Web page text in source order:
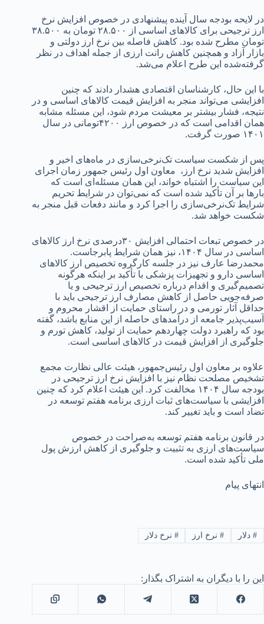
در لایحه بودجه سال آینده پیشنهادی در خصوص افزایش نرخ
ارز ترجیحی برای کالاهای اساسی از ۲۸.۵۰۰ تومان به ۳۸.۵۰۰
تومان مطرح شده بود. کاهش فاصله بین نرخ ارز دولتی و
بازار آزاد و همچنین کاهش رانت ارزی از جمله اهداف در نظر
گرفته‌شده این طرح اعلام می‌شد.
با این حال، کارشناسان اقتصادی هشدار دادند که چنین
افزایشی می‌تواند منجر به افزایش قیمت کالاهای اساسی و در
نتیجه، فشار بیشتر بر معیشت مردم شود، این مسئله مشابه
همان اقدامی است که در خصوص ارز ۴۲۰۰تومانی در سال
۱۴۰۱ صورت گرفت.
پس از شکست سیاست تک‌نرخی‌سازی در ماه‌های اخیر و
افزایش شدید نرخ ارز، معاون اول رئیس جمهور زمان اجرای
این سیاست را اشتباه خواند، این همان مسئله‌ای است که
بارها بر آن تأکید شده است که نمی‌توان در شرایط تحریم
شرایط تک‌نرخی‌سازی را اجرا کرد و مانند دفعات قبل منجر به
شکست خواهد شد.
در خصوص تبعات احتمالی افزایش ۳۰درصدی نرخ ارز کالاهای
اساسی در سال ۱۴۰۴، نیز همان شرایط پابرجاست.
محمدرضا عارف نیز در جلسه کارگروه تخصیص ارز کالاهای
اساسی دارو و تجهیزات پزشکی با تأکید بر اینکه هرگونه
تصمیم‌گیری و اقدام درباره تخصیص ارز ترجیحی و یا
صرفه‌جویی حاصل از کاهش مصارف ارز ترجیحی باید با
حداقل آثار تورمی و در راستای حمایت از اقشار محروم و
آسیب‌پذیر جامعه از درآمدهای حاصله از این منابع باشد، گفته
بود که راهبرد دولت چهاردهم حمایت از تولید، کاهش تورم و
جلوگیری از افزایش قیمت در کالاهای اساسی است.
علاوه بر معاون اول رئیس‌جمهور، هیئت عالی نظارت مجمع
تشخیص مصلحت نظام نیز با افزایش نرخ ارز ترجیحی در
بودجه سال ۱۴۰۴ مخالفت کرد. این هیئت اعلام کرد که چنین
افزایشی با سیاست‌های ثبات ارزی برنامه هفتم توسعه در
تضاد است و باید تغییر کند.
در قانون برنامه هفتم توسعه به‌صراحت در خصوص
سیاست‌های ارزی به تثبیت و جلوگیری از کاهش ارزش پول
ملی تأکید شده است.
انتهای پیام
#دلار #نرخ ارز # نرخ دلار
این را با دیگران به اشتراک بگذار: